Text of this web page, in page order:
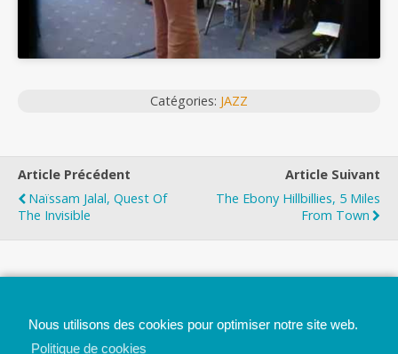
Catégories: JAZZ
Article Précédent
Naïssam Jalal, Quest Of
The Invisible
Article Suivant
The Ebony Hillbillies, 5 Miles
From Town
Nous utilisons des cookies pour optimiser notre site web.
Politique de cookies